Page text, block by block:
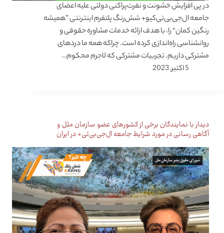
در پی افزایش خشونت و نفرت‌پراکنی دولتی علیه اعضای
جامعه ال‌جی‌بی‌تی‌کیو+ شش‌رنگ پلتفرم اینترنتی ”همیشه
رنگین کمان“ را، با هدف ارائه خدمات مشاوره حقوقی و
روانشناسی راه‌اندازی کرده است. چراکه همه ما دردهای
مشترکی داریم. تجربیات مشترکی که لاجرم محکوم…
5 اکتبر, 2023
دیدار با نمایندگان برخی از کشورهای عضو سازمان ملل و
آگاهی رسانی در مورد شرایط جامعه ال‌جی‌بی‌تی+ در ایران